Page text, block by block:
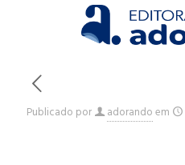
Publicado por adorandoem